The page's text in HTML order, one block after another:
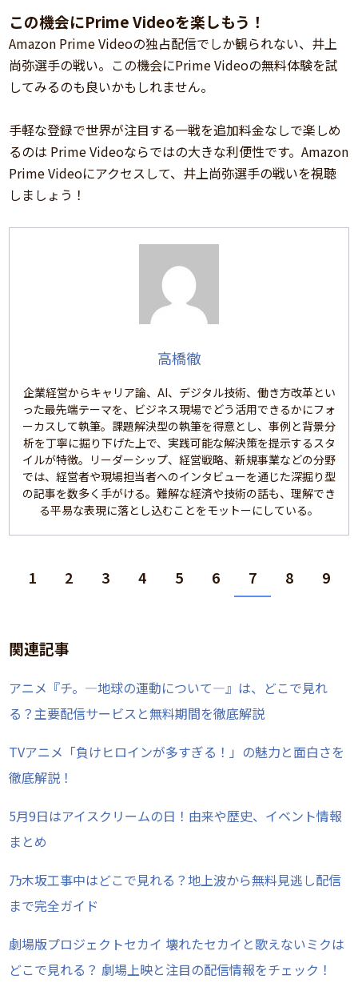
この機会にPrime Videoを楽しもう！
Amazon Prime Videoの独占配信でしか観られない、井上
尚弥選手の戦い。この機会にPrime Videoの無料体験を試
してみるのも良いかもしれません。
手軽な登録で世界が注目する一戦を追加料金なしで楽しめ
るのは Prime Videoならではの大きな利便性です。Amazon
Prime Videoにアクセスして、井上尚弥選手の戦いを視聴
しましょう！
高橋徹
企業経営からキャリア論、AI、デジタル技術、働き方改革とい
った最先端テーマを、ビジネス現場でどう活用できるかにフォ
ーカスして執筆。課題解決型の執筆を得意とし、事例と背景分
析を丁寧に掘り下げた上で、実践可能な解決策を提示するスタ
イルが特徴。リーダーシップ、経営戦略、新規事業などの分野
では、経営者や現場担当者へのインタビューを通じた深掘り型
の記事を数多く手がける。難解な経済や技術の話も、理解でき
る平易な表現に落とし込むことをモットーにしている。
1 2 3 4 5 6 7 8 9
関連記事
アニメ『チ。―地球の運動について―』は、どこで見れ
る？主要配信サービスと無料期間を徹底解説
TVアニメ「負けヒロインが多すぎる！」の魅力と面白さを
徹底解説！
5月9日はアイスクリームの日！由来や歴史、イベント情報
まとめ
乃木坂工事中はどこで見れる？地上波から無料見逃し配信
まで完全ガイド
劇場版プロジェクトセカイ 壊れたセカイと歌えないミクは
どこで見れる？ 劇場上映と注目の配信情報をチェック！